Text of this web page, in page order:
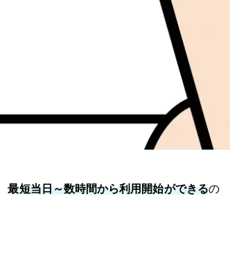
最短当日～数時間から利用開始ができるの